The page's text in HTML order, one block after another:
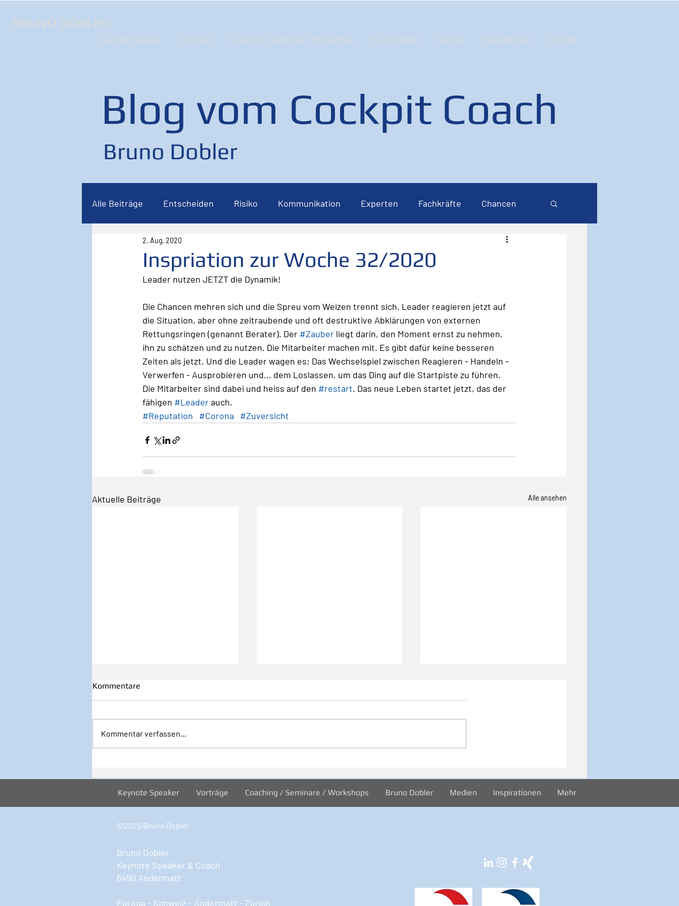
BRUNO DOBLER
Keynote Speaker Vorträge Coaching / Seminare / Workshops Bruno Dobler Medien Inspirationen Kontakt
Blog vom Cockpit Coach
Bruno Dobler
Alle Beiträge Entscheiden Risiko Kommunikation Experten Fachkräfte Chancen
Lebenspilot
Sicherheit Inspiration Leadership
Wirken, Wirkung Keynote Risiko Glück Mut Change
Inspriation zur Woche 32/2020
2. Aug. 2020
Leader nutzen JETZT die Dynamik!
Die Chancen mehren sich und die Spreu vom Weizen trennt sich. Leader reagieren jetzt auf
die Situation, aber ohne zeitraubende und oft destruktive Abklärungen von externen
Rettungsringen (genannt Berater). Der #Zauber liegt darin, den Moment ernst zu nehmen,
ihn zu schätzen und zu nutzen. Die Mitarbeiter machen mit. Es gibt dafür keine besseren
Zeiten als jetzt. Und die Leader wagen es: Das Wechselspiel zwischen Reagieren - Handeln -
Verwerfen - Ausprobieren und... dem Loslassen, um das Ding auf die Startpiste zu führen.
Die Mitarbeiter sind dabei und heiss auf den #restart. Das neue Leben startet jetzt, das der
fähigen #Leader auch.
#Reputation
#Corona #Zuversicht
Aktuelle Beiträge Alle ansehen
Kommentare
Kommentar verfassen...
Keynote Speaker Vorträge Coaching / Seminare / Workshops Bruno Dobler Medien Inspirationen Mehr
©2025 Bruno Dobler
Bruno Dobler
Keynote Speaker & Coach
6490 Andermatt
Europa - Schweiz – Andermatt - Zürich